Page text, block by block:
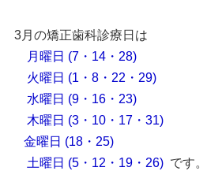
3月の矯正歯科診療日は
月曜日 (7・14・28)
火曜日 (1・8・22・29)
水曜日 (9・16・23)
木曜日 (3・10・17・31)
金曜日 (18・25)
土曜日 (5・12・19・26) です。